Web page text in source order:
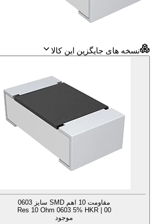
نسخه های جایگزین این کالا
مقاومت 10 اهم SMD سایز 0603
Res 10 Ohm 0603 5% HKR | 00
موجود